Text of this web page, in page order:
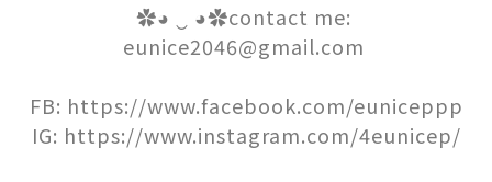
✿◕ ‿ ◕✿contact me:
eunice2046@gmail.com
FB: https://www.facebook.com/euniceppp
IG: https://www.instagram.com/4eunicep/